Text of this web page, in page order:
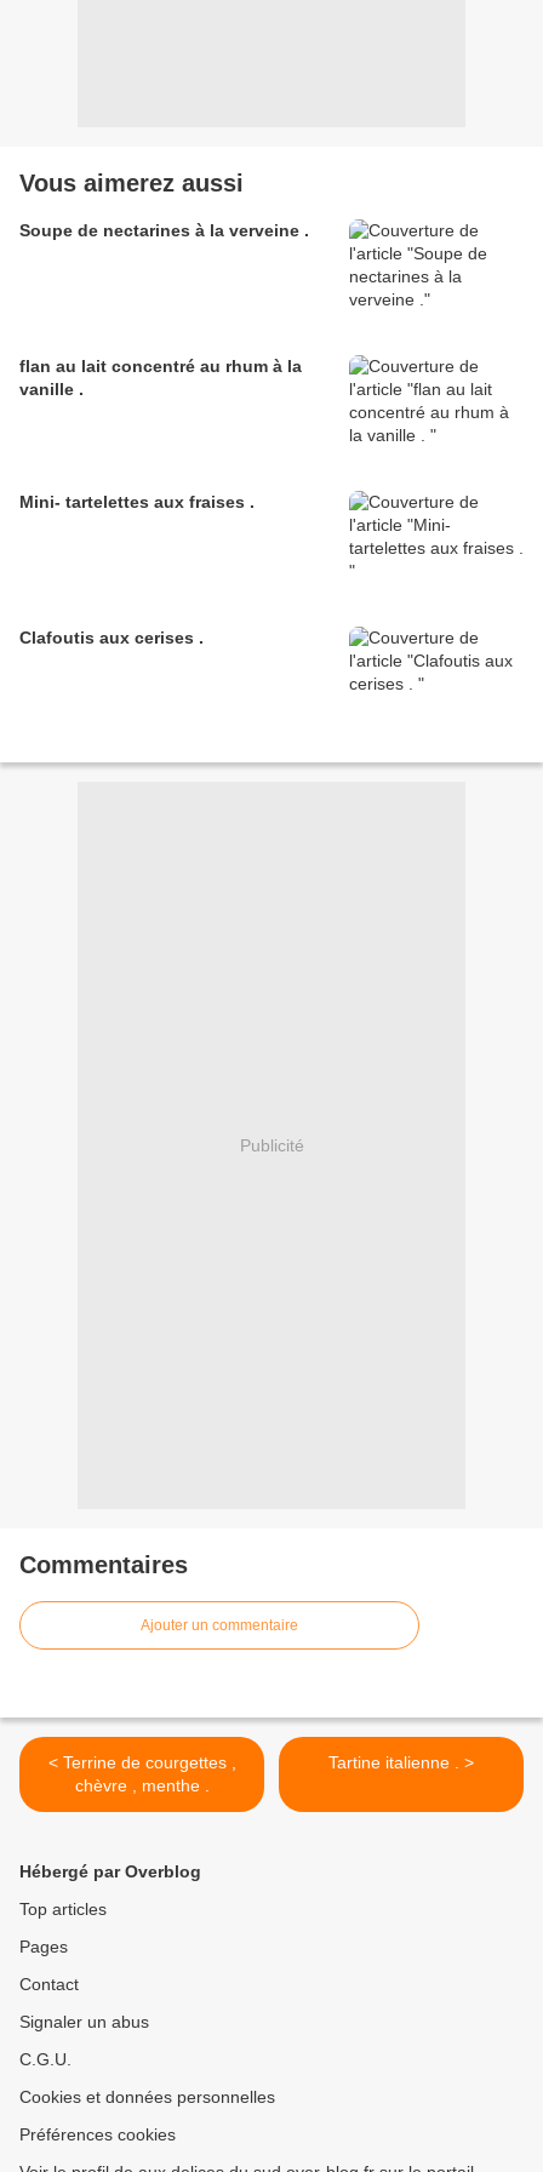
Vous aimerez aussi
Soupe de nectarines à la verveine .
flan au lait concentré au rhum à la
vanille .
Mini- tartelettes aux fraises .
Clafoutis aux cerises .
Publicité
Commentaires
Ajouter un commentaire
< Terrine de courgettes ,
chèvre , menthe .
Tartine italienne . >
Hébergé par Overblog
Top articles
Pages
Contact
Signaler un abus
C.G.U.
Cookies et données personnelles
Préférences cookies